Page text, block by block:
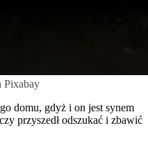
Pixabay
domu, gdyż i on jest synem
przyszedł odszukać i zbawić